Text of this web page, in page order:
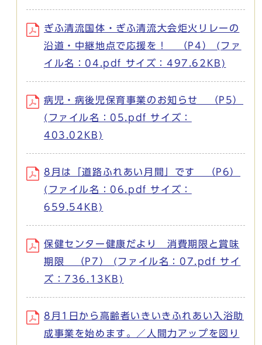
ぎふ清流国体・ぎふ清流大会炬火リレーの
沿道・中継地点で応援を！ （P4） (ファ
イル名：04.pdf サイズ：497.62KB)
病児・病後児保育事業のお知らせ （P5）
(ファイル名：05.pdf サイズ：
403.02KB)
8月は「道路ふれあい月間」です （P6）
(ファイル名：06.pdf サイズ：
659.54KB)
保健センター健康だより 消費期限と賞味
期限 （P7） (ファイル名：07.pdf サイ
ズ：736.13KB)
8月1日から高齢者いきいきふれあい入浴助
成事業を始めます。／人間力アップを図り